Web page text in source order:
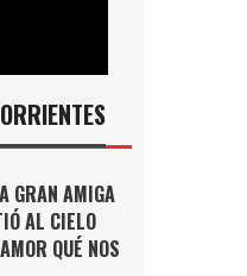
GRAN AMIGA
AL CIELO
QUÉ NOS